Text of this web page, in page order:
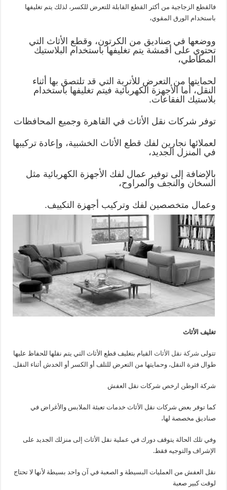
فالقطع الزجاجية من أكثر القطع القابلة للتعرض للكسر، لذلك يتم تغليفها
باستخدام الورق المقوي،
ووضعها في صناديق من الكرتون، وقطع الأثاث التي
تحتوي على أقمشة يتم تغليفها باستخدام البلاستيك
المطاطي،
لحمايتها من التعرض للأتربة التي قد تلتصق بها أثناء
النقل، أما الأجهزة الكهربائية فيتم تغليفها باستخدام
بلاستيك الفقاعات.
توفر شركات نقل الأثاث في القاهرة وجميع المحافظات
لعملائها نجارين لفك قطع الأثاث الخشبية، وإعادة تركيبها
في المنزل الجديد،
بالإضافة إلى توفير عمال لفك الأجهزة الكهربائية مثل
السخان والنجف والمراوح،
وعمال متخصصين لفك وتركيب أجهزة التكييف.
تغليف الأثاث
تتولى شركة نقل الأثاث القيام بتغليف قطع الأثاث التي يتم نقلها للحفاظ عليها
طوال فترة النقل، وحمايتها من التعرض للتلف أو الكسر أو الخدش أثناء النقل.
شركة الوطن ارخص شركات نقل العفش
كما توفر بعض شركات نقل الأثاث خدمات تعبئة الملابس والأغراض في
صناديق مخصصة لها،
وفي تلك الحالة يتوقف دورك في عملية نقل الأثاث إلى منزلك الجديد على
الإشراف والتوجيه فقط.
نقل العفش من العمليات البسيطة و الصعبة في آن واحد بسيطة لأنها لا تحتاج
لوقت كبير صعبة